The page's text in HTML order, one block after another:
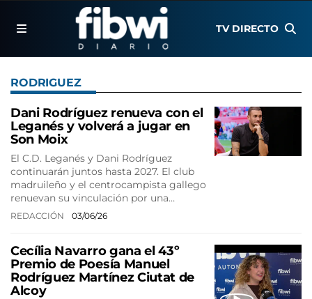
TV DIRECTO
RODRIGUEZ
Dani Rodríguez renueva con el
Leganés y volverá a jugar en
Son Moix
El C.D. Leganés y Dani Rodríguez
continuarán juntos hasta 2027. El club
madruileño y el centrocampista gallego
renuevan su vinculación por una…
REDACCIÓN 03/06/26
Cecília Navarro gana el 43º
Premio de Poesía Manuel
Rodríguez Martínez Ciutat de
Alcoy